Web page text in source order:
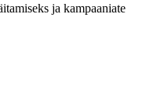
ja kampaaniate